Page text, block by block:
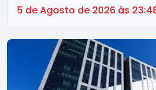
5 de Agosto de 2026 às